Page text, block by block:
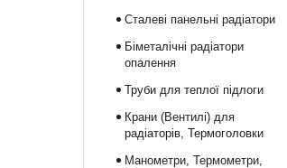
Сталеві панельні радіатори
Біметалічні радіатори
опалення
Труби для теплої підлоги
Крани (Вентилі) для
радіаторів, Термоголовки
Манометри, Термометри,